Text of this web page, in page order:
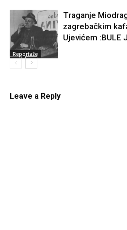
Reportaže
Traganje
zagrebačkim
Ujevićem :BULE
Leave a Reply